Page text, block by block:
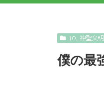
１０、神聖文
僕の最